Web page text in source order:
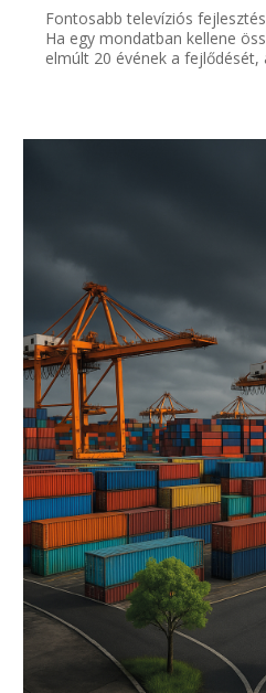
Fontosabb televíziós
Ha egy mondatban kellene
elmúlt 20 évének a fejlődését,